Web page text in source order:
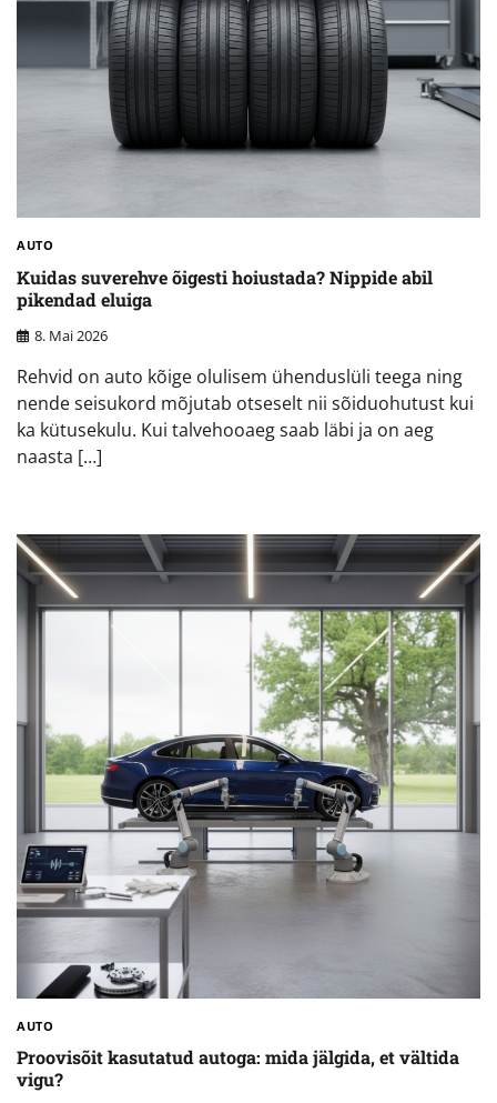
AUTO
Kuidas suverehve õigesti hoiustada? Nippide abil
pikendad eluiga
8. Mai 2026
Rehvid on auto kõige olulisem ühenduslüli teega ning
nende seisukord mõjutab otseselt nii sõiduohutust kui
ka kütusekulu. Kui talvehooaeg saab läbi ja on aeg
naasta […]
AUTO
Proovisõit kasutatud autoga: mida jälgida, et vältida
vigu?